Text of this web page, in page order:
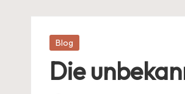
Posted
Blog
Die